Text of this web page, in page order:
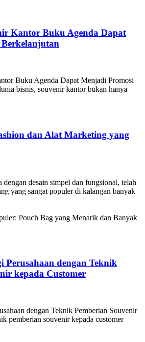
Kantor Buku Agenda Dapat
Buku Agenda Dapat Menjadi Promosi
bisnis, souvenir kantor bukan hanya
dan Alat Marketing yang
dengan desain simpel dan fungsional, telah
yang sangat populer di kalangan banyak
Perusahaan dengan Teknik
kepada Customer
dengan Teknik Pemberian Souvenir
pemberian souvenir kepada customer